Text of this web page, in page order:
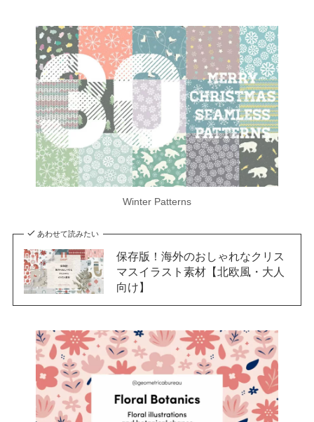
Winter Patterns
あわせて読みたい
保存版！海外のおしゃれなクリス
マスイラスト素材【北欧風・大人
向け】